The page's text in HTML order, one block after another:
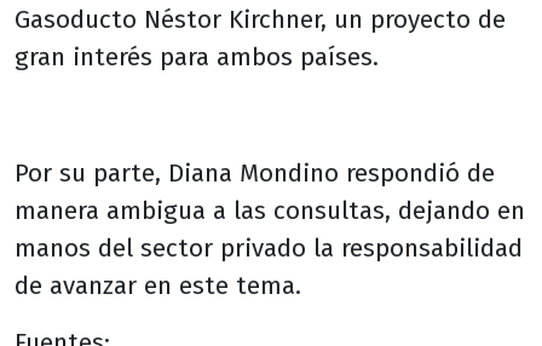
Gasoducto Néstor Kirchner, un proyecto de
gran interés para ambos países.
Por su parte, Diana Mondino respondió de
manera ambigua a las consultas, dejando en
manos del sector privado la responsabilidad
de avanzar en este tema.